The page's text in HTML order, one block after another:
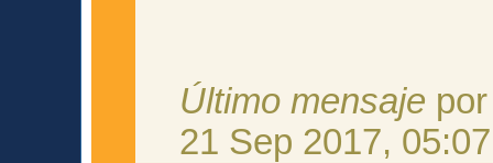
Último mensaje
21 Sep 2017, 05:07